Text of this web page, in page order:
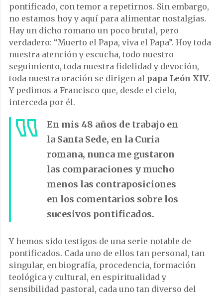
pontificado, con temor a repetirnos. Sin embargo,
no estamos hoy y aquí para alimentar nostalgias.
Hay un dicho romano un poco brutal, pero
verdadero: “Muerto el Papa, viva el Papa”. Hoy toda
nuestra atención y escucha, todo nuestro
seguimiento, toda nuestra fidelidad y devoción,
toda nuestra oración se dirigen al papa León XIV.
Y pedimos a Francisco que, desde el cielo,
interceda por él.
En mis 48 años de trabajo en
la Santa Sede, en la Curia
romana, nunca me gustaron
las comparaciones y mucho
menos las contraposiciones
en los comentarios sobre los
sucesivos pontificados.
Y hemos sido testigos de una serie notable de
pontificados. Cada uno de ellos tan personal, tan
singular, en biografía, procedencia, formación
teológica y cultural, en espiritualidad y
sensibilidad pastoral, cada uno tan diverso del